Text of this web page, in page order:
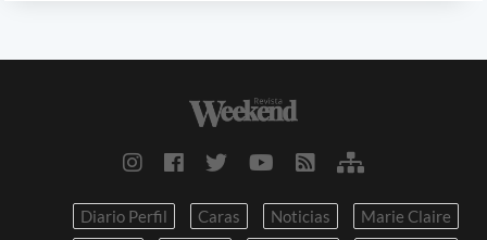
Diario Perfil Caras Noticias
Marie Claire